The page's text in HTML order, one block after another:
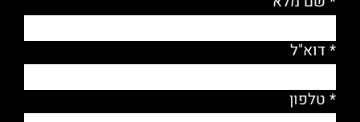
* דוא"ל
* טלפון